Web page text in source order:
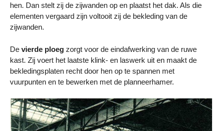
hen. Dan stelt zij de zijwanden op en plaatst het dak. Als die
elementen vergaard zijn voltooit zij de bekleding van de
zijwanden.
De vierde ploeg zorgt voor de eindafwerking van de ruwe
kast. Zij voert het laatste klink- en laswerk uit en maakt de
bekledingsplaten recht door hen op te spannen met
vuurpunten en te bewerken met de planneerhamer.